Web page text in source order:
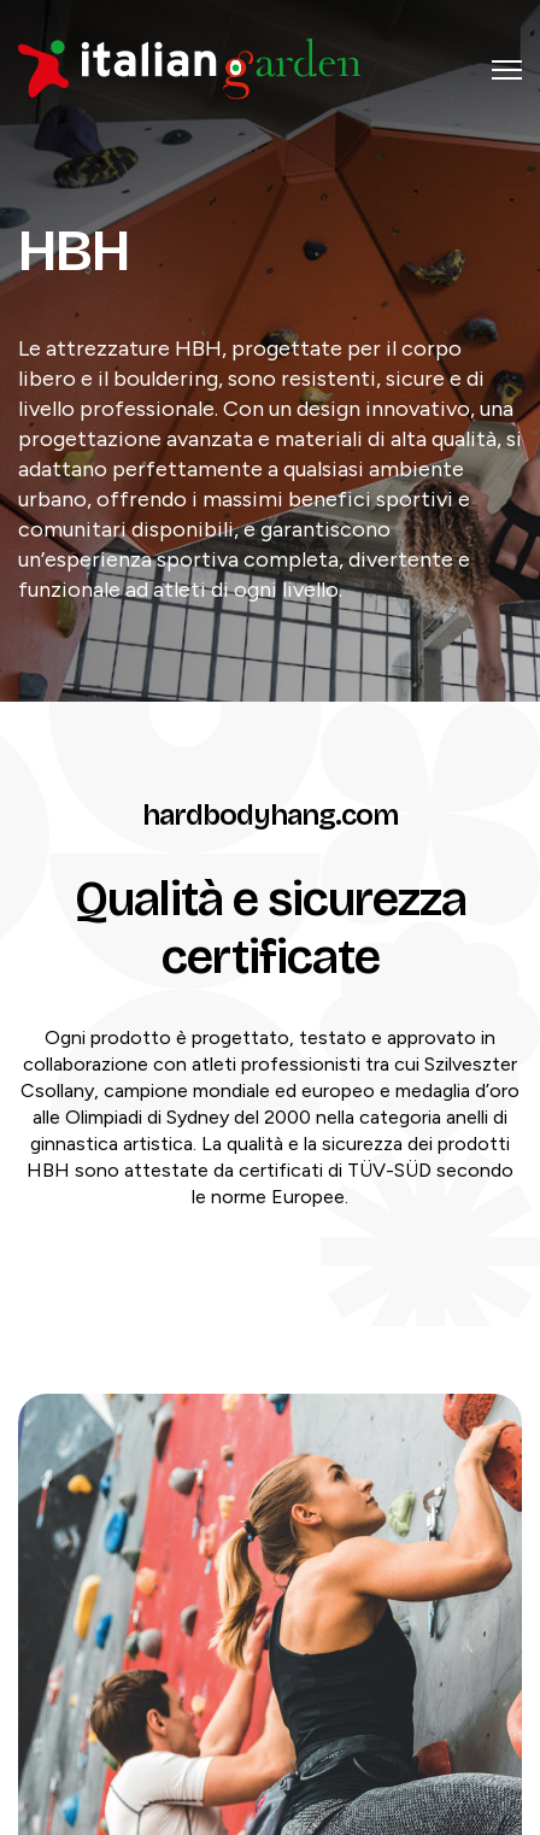
HBH
Le attrezzature HBH, progettate per il corpo
libero e il bouldering, sono resistenti, sicure e di
livello professionale. Con un design innovativo, una
progettazione avanzata e materiali di alta qualità, si
adattano perfettamente a qualsiasi ambiente
urbano, offrendo i massimi benefici sportivi e
comunitari disponibili, e garantiscono
un’esperienza sportiva completa, divertente e
funzionale ad atleti di ogni livello.
hardbodyhang.com
Qualità e sicurezza
certificate
Ogni prodotto è progettato, testato e approvato in
collaborazione con atleti professionisti tra cui Szilveszter
Csollany, campione mondiale ed europeo e medaglia d’oro
alle Olimpiadi di Sydney del 2000 nella categoria anelli di
ginnastica artistica. La qualità e la sicurezza dei prodotti
HBH sono attestate da certificati di TÜV-SÜD secondo
le norme Europee.